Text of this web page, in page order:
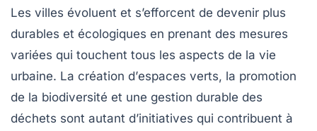
Les villes évoluent et s’efforcent de devenir plus
durables et écologiques en prenant des mesures
variées qui touchent tous les aspects de la vie
urbaine. La création d’espaces verts, la promotion
de la biodiversité et une gestion durable des
déchets sont autant d’initiatives qui contribuent à